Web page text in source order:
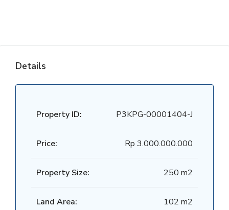
Details
Property ID: P3KPG-00001404-J
Price: Rp 3.000.000.000
Property Size: 250 m2
Land Area: 102 m2